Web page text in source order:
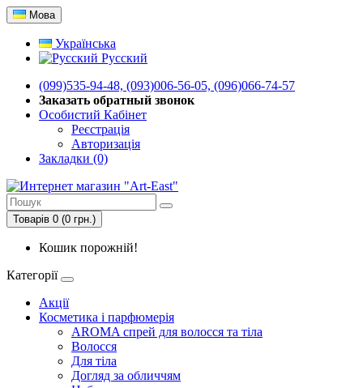
Мова
Українська
Русский
(099)535-94-48, (093)006-56-05, (096)066-74-57
Заказать обратный звонок
Особистий Кабінет
Реєстрація
Авторизація
Закладки (0)
Товарів 0 (0 грн.)
Кошик порожній!
Категорії
Акції
Косметика і парфюмерія
AROMA спрей для волосся та тіла
Волосся
Для тіла
Догляд за обличчям